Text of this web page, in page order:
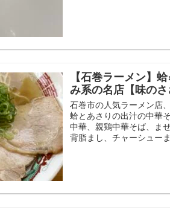
【石巻ラーメン】
み系の名店【味のさ
石巻市の人気ラーメン店
蛤とあさりの出汁の中華
中華、親鶏中華そば、ま
背脂まし、チャーシュー